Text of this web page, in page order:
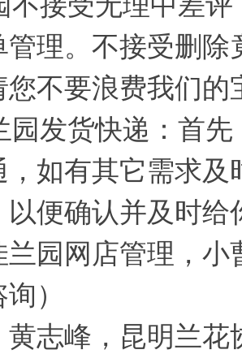
管理。不接受删
您不要浪费我们的
园发货快递：首
，如有其它需求
以便确认并及时给
兰园网店管理，
）
黄志峰，昆明兰